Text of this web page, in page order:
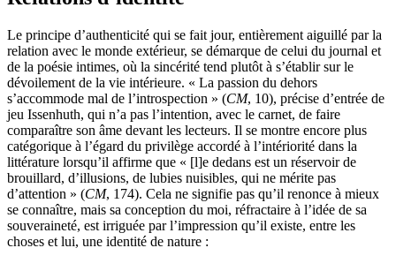
Le principe d’authenticité qui se fait jour, entièrement aiguillé par la
relation avec le monde extérieur, se démarque de celui du journal et
de la poésie intimes, où la sincérité tend plutôt à s’établir sur le
dévoilement de la vie intérieure. « La passion du dehors
s’accommode mal de l’introspection » (CM, 10), précise d’entrée de
jeu Issenhuth, qui n’a pas l’intention, avec le carnet, de faire
comparaître son âme devant les lecteurs. Il se montre encore plus
catégorique à l’égard du privilège accordé à l’intériorité dans la
littérature lorsqu’il affirme que « [l]e dedans est un réservoir de
brouillard, d’illusions, de lubies nuisibles, qui ne mérite pas
d’attention » (CM, 174). Cela ne signifie pas qu’il renonce à mieux
se connaître, mais sa conception du moi, réfractaire à l’idée de sa
souveraineté, est irriguée par l’impression qu’il existe, entre les
choses et lui, une identité de nature :